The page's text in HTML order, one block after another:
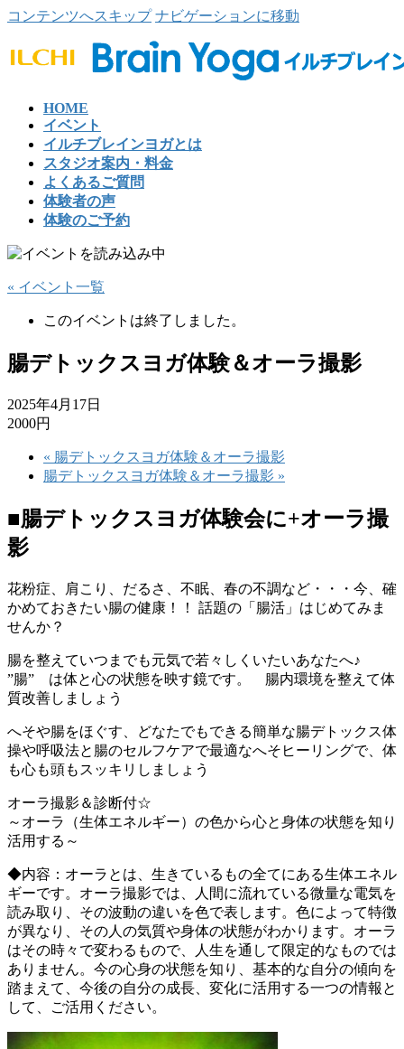
コンテンツへスキップ ナビゲーションに移動
HOME
イベント
イルチブレインヨガとは
スタジオ案内・料金
よくあるご質問
体験者の声
体験のご予約
« イベント一覧
このイベントは終了しました。
腸デトックスヨガ体験＆オーラ撮影
2025年4月17日
2000円
« 腸デトックスヨガ体験＆オーラ撮影
腸デトックスヨガ体験＆オーラ撮影 »
■腸デトックスヨガ体験会に+オーラ撮
影
花粉症、肩こり、だるさ、不眠、春の不調など・・・今、確
かめておきたい腸の健康！！
話題の「腸活」 はじめてみま
せんか？
腸を整えていつまでも元気で若々しくいたいあなたへ♪
”腸” は体と心の状態を映す鏡です。
腸内環境を整えて体
質改善しましょう
へそや腸をほぐす、どなたでもできる簡単な腸デトックス体
操や呼吸法と腸のセルフケアで最適なへそヒーリングで、体
も心も頭もスッキリしましょう
オーラ撮影＆診断付☆
～オーラ（生体エネルギー）の色から心と身体の状態を知り
活用する～
◆内容： オーラとは、生きているもの全てにある生体エネル
ギーです。オーラ撮影では、人間に流れている微量な電気を
読み取り、その波動の違いを色で表します。色によって特徴
が異なり、 その人の気質や身体の状態がわかります。オーラ
はその時々で変わるもので、人生を通して限定的なものでは
ありません。今の心身の状態を知り、基本的な自分の傾向を
踏まえて、今後の自分の成長、変化に活用する一つの情報と
して、ご活用ください。